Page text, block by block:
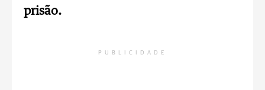
prisão.
PUBLICIDADE